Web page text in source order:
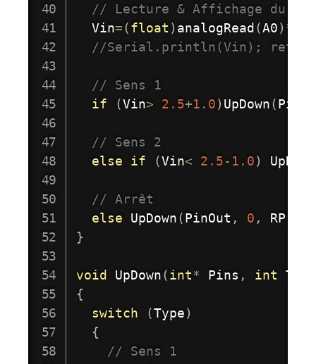
// Lecture & Affichage du
  Vin
=(float ) analogRead(A0) *
//Serial.println(Vin);
// Sens 1
if
(Vin> 2.5+1.0) UpDown(
// Sens 2
else
if (Vin< 2.5- 1.0)
// Arrêt
else
UpDown(PinOut , 0 , RP
}
void UpDown(int* Pins , int
{
switch
(Type)
{
// Sens 1